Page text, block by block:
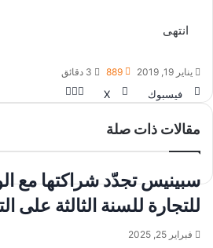
انتهى
يناير 19, 2019 889
فيسبوك ‫X
ب
ة
ب
مقالات ذات صلة
سبينيس تجدّد شراكتها مع
للتجارة للسنة الثالثة على
فبراير 25, 2025